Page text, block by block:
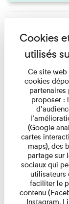
l'histoire
Lecture
Philippe
l’auteur
Pages
Ce site web
cookies
partenaires
proposer :
(Google
cartes
maps), des
partage sur
sociaux qui
utilisateurs
faciliter le
contenu
Instagram,